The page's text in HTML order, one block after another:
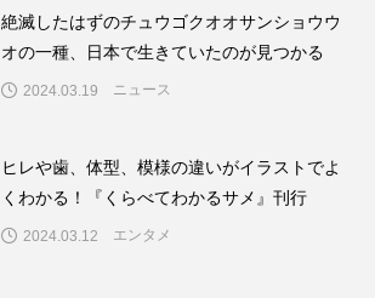
絶滅したはずのチュウゴクオオサンショウウ
オの一種、日本で生きていたのが見つかる
2024.03.19 ニュース
ヒレや歯、体型、模様の違いがイラストでよ
くわかる！『くらべてわかるサメ』刊行
2024.03.12 エンタメ